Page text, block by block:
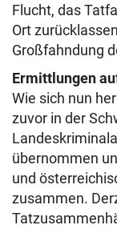
Flucht, das
Ort
Großfahndung
Ermittlungen
Wie sich nun
zuvor in der
übernommen
und
zusammen.